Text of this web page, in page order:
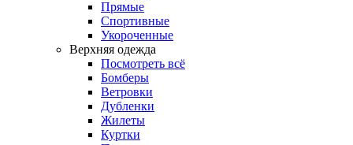
Прямые
Спортивные
Укороченные
Верхняя одежда
Посмотреть всё
Бомберы
Ветровки
Дубленки
Жилеты
Куртки